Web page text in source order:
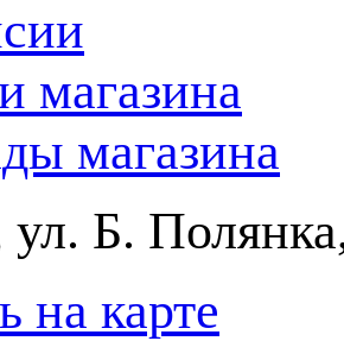
магазина
магазина
Б.
на карте